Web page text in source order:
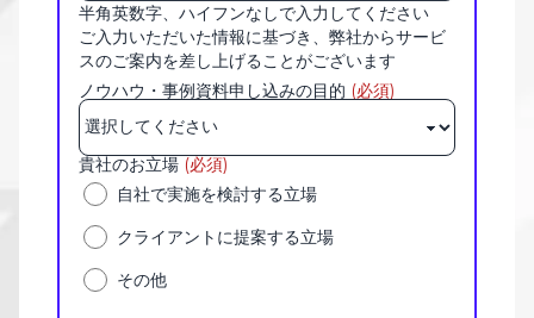
半角英数字、ハイフンなしで入力してください
ご入力いただいた情報に基づき、弊社からサービ
スのご案内を差し上げることがございます
ノウハウ・事例資料申し込みの目的 (必須)
貴社のお立場 (必須)
自社で実施を検討する立場
クライアントに提案する立場
その他